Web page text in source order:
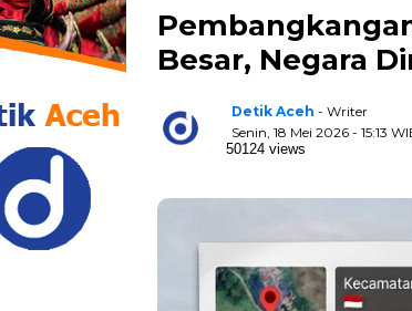
Besar, Negara
Detik Aceh - Writer
Senin, 18 Mei 2026 - 15:13
50124 views